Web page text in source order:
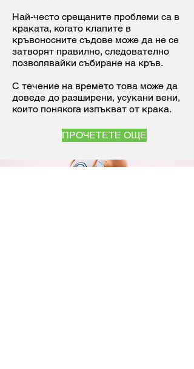
Най-често срещаните проблеми са в
краката, когато клапите в
кръвоносните съдове може да не се
затворят правилно, следователно
позволявайки събиране на кръв.
С течение на времето това може да
доведе до разширени, усукани вени,
които понякога изпъкват от крака.
ПРОЧЕТЕТЕ ОЩЕ